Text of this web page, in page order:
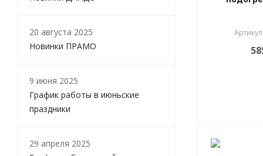
20 августа 2025
Новинки ПРАМО
9 июня 2025
График работы в июньские
праздники
29 апреля 2025